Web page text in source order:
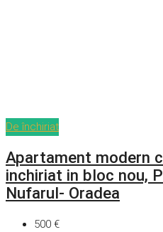
De închiriat
Apartament modern
inchiriat in bloc nou,
Nufarul- Oradea
500 €